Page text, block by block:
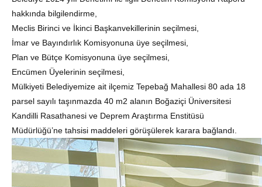
hakkında bilgilendirme,
Meclis Birinci ve İkinci Başkanvekillerinin seçilmesi,
İmar ve Bayındırlık Komisyonuna üye seçilmesi,
Plan ve Bütçe Komisyonuna üye seçilmesi,
Encümen Üyelerinin seçilmesi,
Mülkiyeti Belediyemize ait ilçemiz Tepebağ Mahallesi 80 ada 18
parsel sayılı taşınmazda 40 m2 alanın Boğaziçi Üniversitesi
Kandilli Rasathanesi ve Deprem Araştırma Enstitüsü
Müdürlüğü’ne tahsisi maddeleri görüşülerek karara bağlandı.